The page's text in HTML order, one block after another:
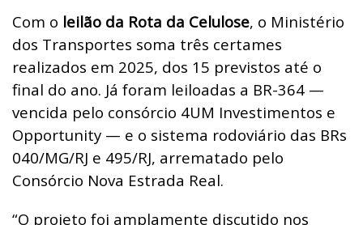
Com o leilão da Rota da Celulose, o Ministério
dos Transportes soma três certames
realizados em 2025, dos 15 previstos até o
final do ano. Já foram leiloadas a BR-364 —
vencida pelo consórcio 4UM Investimentos e
Opportunity — e o sistema rodoviário das BRs
040/MG/RJ e 495/RJ, arrematado pelo
Consórcio Nova Estrada Real.
“O projeto foi amplamente discutido nos